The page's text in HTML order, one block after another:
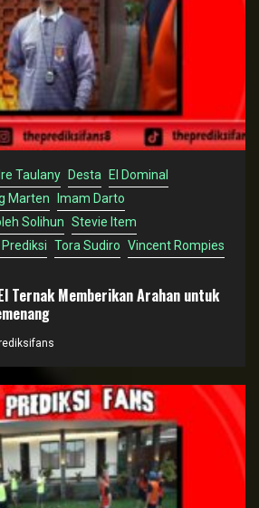
Taulany Desta El Dominal
Marten Imam Darto
Solihun Stevie Item
Tora Sudiro Vincent Rompies
Ternak Memberikan Arahan untuk